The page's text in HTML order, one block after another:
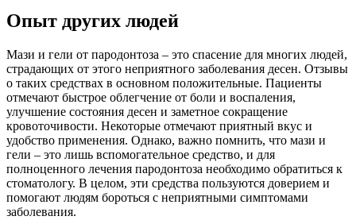
Опыт других людей
Мази и гели от пародонтоза – это спасение для многих людей,
страдающих от этого неприятного заболевания десен. Отзывы
о таких средствах в основном положительные. Пациенты
отмечают быстрое облегчение от боли и воспаления,
улучшение состояния десен и заметное сокращение
кровоточивости. Некоторые отмечают приятный вкус и
удобство применения. Однако, важно помнить, что мази и
гели – это лишь вспомогательное средство, и для
полноценного лечения пародонтоза необходимо обратиться к
стоматологу. В целом, эти средства пользуются доверием и
помогают людям бороться с неприятными симптомами
заболевания.